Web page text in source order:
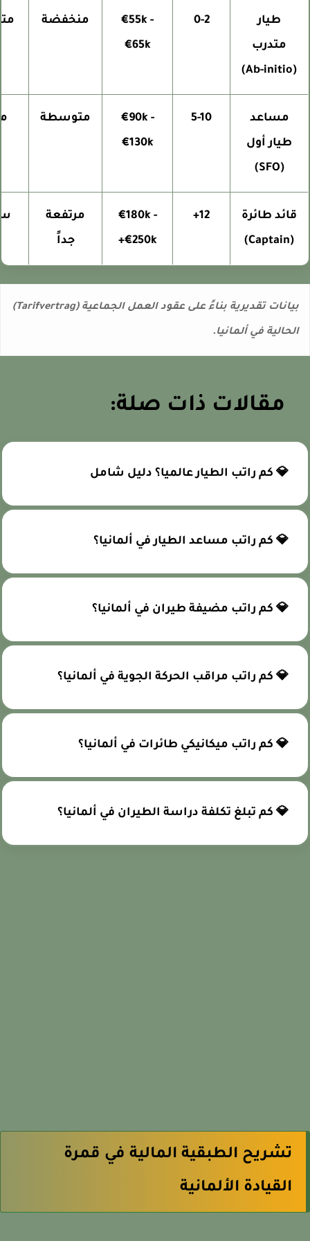
طيار
متدرب
0-2
€55k -
€65k
منخفضة
مساعد
طيار أول
5-10
€90k -
€130k
متوسطة
قائد طائرة
€180k -
€250k+
مرتفعة
جداً
بيانات تقديرية بناءً على عقود العمل الجماعية (Tarifvertrag)
في ألمانيا.
مقالات ذات صلة:
💎 كم راتب الطيار عالميا؟ دليل شامل
💎 كم راتب مساعد الطيار في ألمانيا؟
💎 كم راتب مضيفة طيران في ألمانيا؟
💎 كم راتب مراقب الحركة الجوية في ألمانيا؟
💎 كم راتب ميكانيكي طائرات في ألمانيا؟
💎 كم تبلغ تكلفة دراسة الطيران في ألمانيا؟
تشريح الطبقية المالية في قمرة
القيادة الألمانية